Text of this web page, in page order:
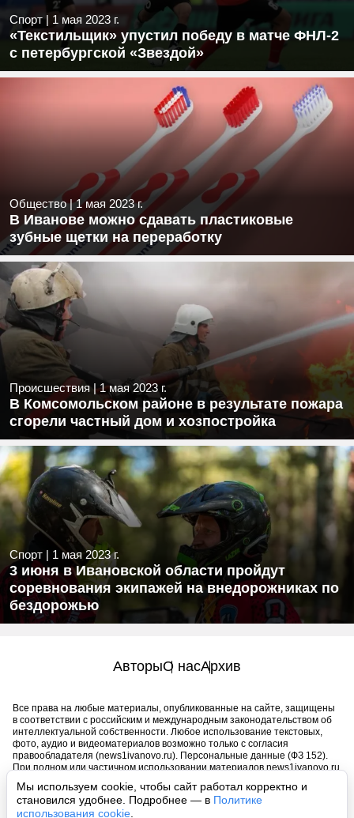
Мы используем cookie, чтобы сайт работал корректно и
становился удобнее. Подробнее — в Политике
использования cookie
Спорт| 1 мая 2023 г.
«Текстильщик» упустил победу в матче ФНЛ-2
с петербургской «Звездой»
Общество|1 мая 2023 г.
В Иванове можно сдавать пластиковые
зубные щетки на переработку
Происшествия |1 мая 2023 г.
В Комсомольском районе в результате пожара
сгорели частный дом и хозпостройка
Спорт | 1 мая 2023 г.
3 июня в Ивановской области пройдут
соревнования экипажей на внедорожниках по
бездорожью
АвторыО насАрхив
Все права на любые материалы, опубликованные на сайте, защищены
в соответствии с российским и международным законодательством об
интеллектуальной собственности. Любое использование текстовых,
фото, аудио и видеоматериалов возможно только с согласия
правообладателя (news1ivanovo.ru). Персональные данные (ФЗ 152).
При полном или частичном использовании материалов news1ivanovo.ru
обязательна. Запрещено для детей. Оригинал текста:
https://news1ivanovo.ru/